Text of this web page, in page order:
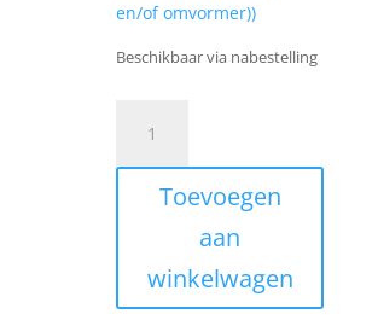
en/of omvormer))
Beschikbaar via nabestelling
Omvormer
SE5K,
SetApp
configuratie
Toevoegen
aan
winkelwagen